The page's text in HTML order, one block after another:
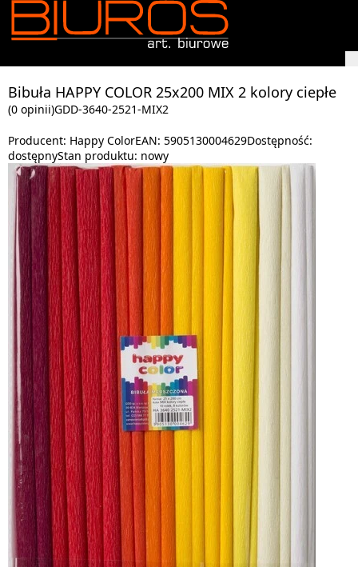
Bibuła HAPPY COLOR 25x200 MIX 2 kolory ciepłe
(0 opinii)GDD-3640-2521-MIX2
Producent: Happy ColorEAN: 5905130004629Dostępność:
dostępnyStan produktu: nowy